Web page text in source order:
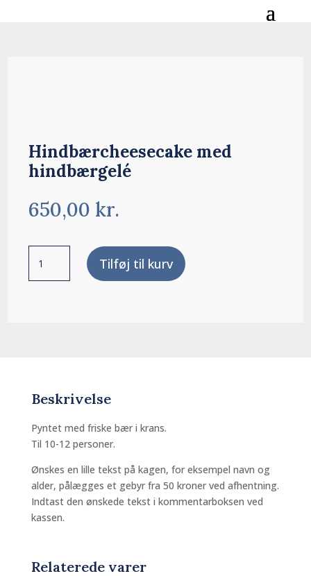
Hindbærcheesecake med
hindbærgelé
650,00 kr.
Hindbærcheesecake
med
hindbærgelé
Tilføj til kurv
Beskrivelse
Pyntet med friske bær i krans.
Til 10-12 personer.
Ønskes en lille tekst på kagen, for eksempel navn og
alder, pålægges et gebyr fra 50 kroner ved afhentning.
Indtast den ønskede tekst i kommentarboksen ved
kassen.
Relaterede varer